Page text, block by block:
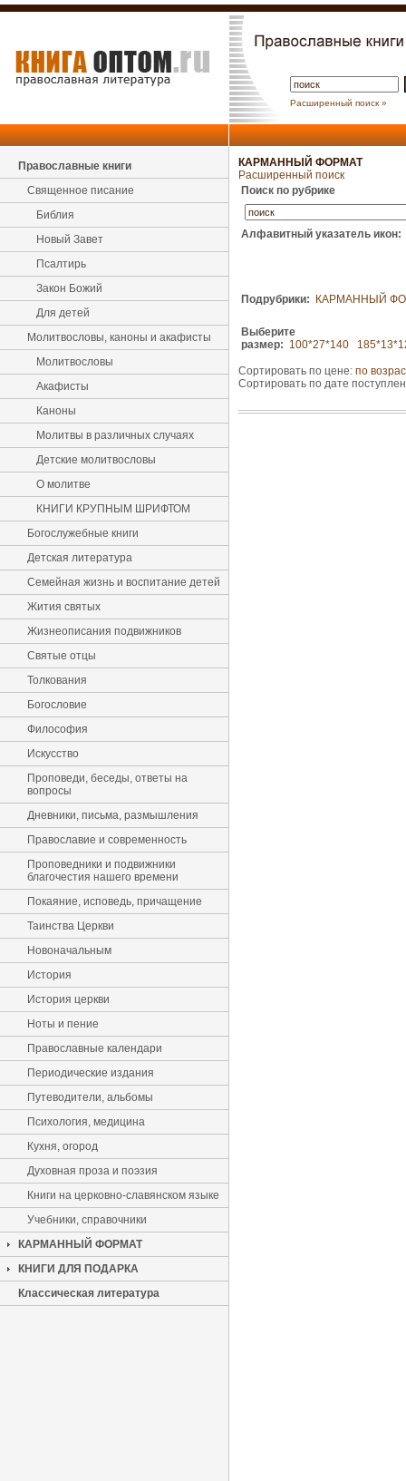
Расширенный поиск »
Православные книги
Священное писание
Библия
Новый Завет
Псалтирь
Закон Божий
Для детей
Молитвословы, каноны и акафисты
Молитвословы
Акафисты
Каноны
Молитвы в различных случаях
Детские молитвословы
О молитве
КНИГИ КРУПНЫМ ШРИФТОМ
Богослужебные книги
Детская литература
Семейная жизнь и воспитание детей
Жития святых
Жизнеописания подвижников
Святые отцы
Толкования
Богословие
Философия
Искусство
Проповеди, беседы, ответы на
вопросы
Дневники, письма, размышления
Православие и современность
Проповедники и подвижники
благочестия нашего времени
Покаяние, исповедь, причащение
Таинства Церкви
Новоначальным
История
История церкви
Ноты и пение
Православные календари
Периодические издания
Путеводители, альбомы
Психология, медицина
Кухня, огород
Духовная проза и поэзия
Книги на церковно-славянском языке
Учебники, справочники
КАРМАННЫЙ ФОРМАТ
КНИГИ ДЛЯ ПОДАРКА
Классическая литература
КАРМАННЫЙ ФОРМАТ
Расширенный поиск
Поиск по рубрике
Алфавитный указатель икон:
Подрубрики: КАРМАННЫЙ
Выберите
размер: 100*27*140
Сортировать по цене: по
Сортировать по дате